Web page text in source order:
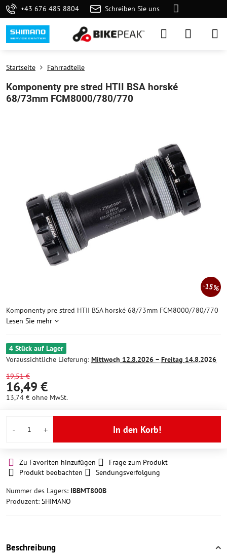
+43 676 485 8804 Schreiben Sie uns
15%
Startseite Fahrradteile
Komponenty pre stred HTII BSA horské
68/73mm FCM8000/780/770
Komponenty pre stred HTII BSA horské 68/73mm FCM8000/780/770
Lesen Sie mehr
4 Stück auf Lager
Voraussichtliche Lieferung: Mittwoch 12.8.2026 − Freitag 14.8.2026
19,51 €
16,49 €
13,74 € ohne MwSt.
In den Korb!
Zu Favoriten hinzufügen
Frage zum Produkt
Produkt beobachten
Sendungsverfolgung
Nummer des Lagers: IBBMT800B
Produzent: SHIMANO
Beschreibung